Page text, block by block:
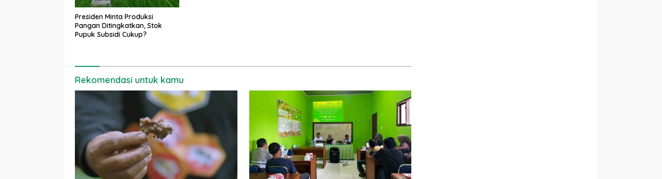
Presiden Minta Produksi
Pangan Ditingkatkan, Stok
Pupuk Subsidi Cukup?
Rekomendasi untuk kamu